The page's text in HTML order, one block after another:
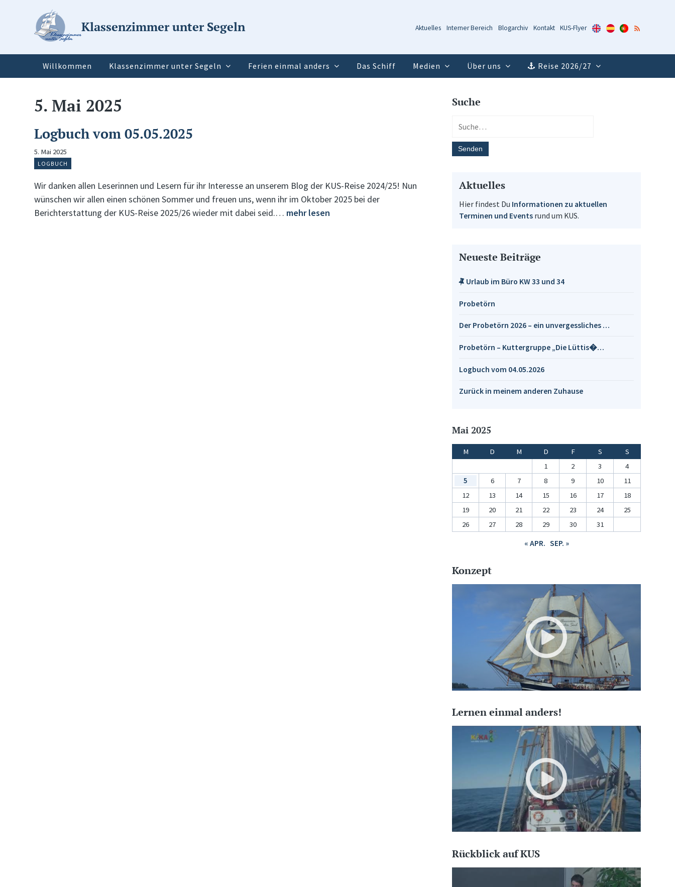
Klassenzimmer unter Segeln Aktuelles Interner Bereich Blogarchiv Kontakt KUS-Flyer
KUS-
Flyer
KUS-
Flyer
KUS-
Flyer
RSS-
Willkommen Klassenzimmer unter Segeln Ferien einmal anders Das Schiff Medien Über uns Reise 2026/27
5. Mai 2025
Logbuch vom 05.05.2025
5. Mai 2025
LOGBUCH
Wir danken allen Leserinnen und Lesern für ihr Interesse an unserem Blog der KUS-Reise 2024/25! Nun
wünschen wir allen einen schönen Sommer und freuen uns, wenn ihr im Oktober 2025 bei der
Berichterstattung der KUS-Reise 2025/26 wieder mit dabei seid.… mehr lesen
Suche
Aktuelles
Hier findest Du Informationen zu aktuellen
Terminen und Eventsrund um KUS.
Neueste Beiträge
Urlaub im Büro KW 33 und 34
Probetörn
Der Probetörn 2026 – ein unvergessliches …
Probetörn – Kuttergruppe „Die Lüttis�…
Logbuch vom 04.05.2026
Zurück in meinem anderen Zuhause
Mai 2025
M D M D F S
S
1
2 3
4
5
6 7 8 9 10
11
12
13 14 15 16 17
18
19
20 21 22 23 24
25
26
27 28 29 30 31
« APR. SEP. »
Konzept
Lernen einmal anders!
Rückblick auf KUS